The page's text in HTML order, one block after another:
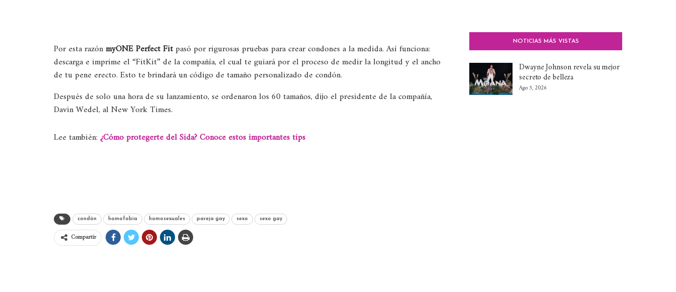
Por esta razónmyONE Perfect Fitpasó por rigurosas pruebas para crear condones a la medida. Así funciona:
descarga e imprime el “FitKit” de la compañía, el cual te guiará por el proceso de medir la longitud y el ancho
de tu pene erecto. Esto te brindará un código de tamaño personalizado de condón.
Después de solo una hora de su lanzamiento, se ordenaron los 60 tamaños, dijo el presidente de la compañía,
Davin Wedel, al New York Times.
Lee también: ¿Cómo protegerte del Sida? Conoce estos importantes tips
condón homofobia homosexuales pareja gay sexo sexo gay
Compartir
NOTICIAS MÁS VISTAS
Dwayne Johnson revela su mejor
secreto de belleza
Ago 5, 2026